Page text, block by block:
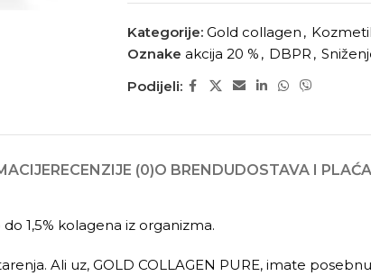
Kategorije: Gold collagen ,
Oznake akcija 20 % , DBPR ,
Podijeli:
RECENZIJE (0)O BRENDUDOSTAVA I
1,5% kolagena iz organizma.
Ali uz, GOLD COLLAGEN PURE, imate